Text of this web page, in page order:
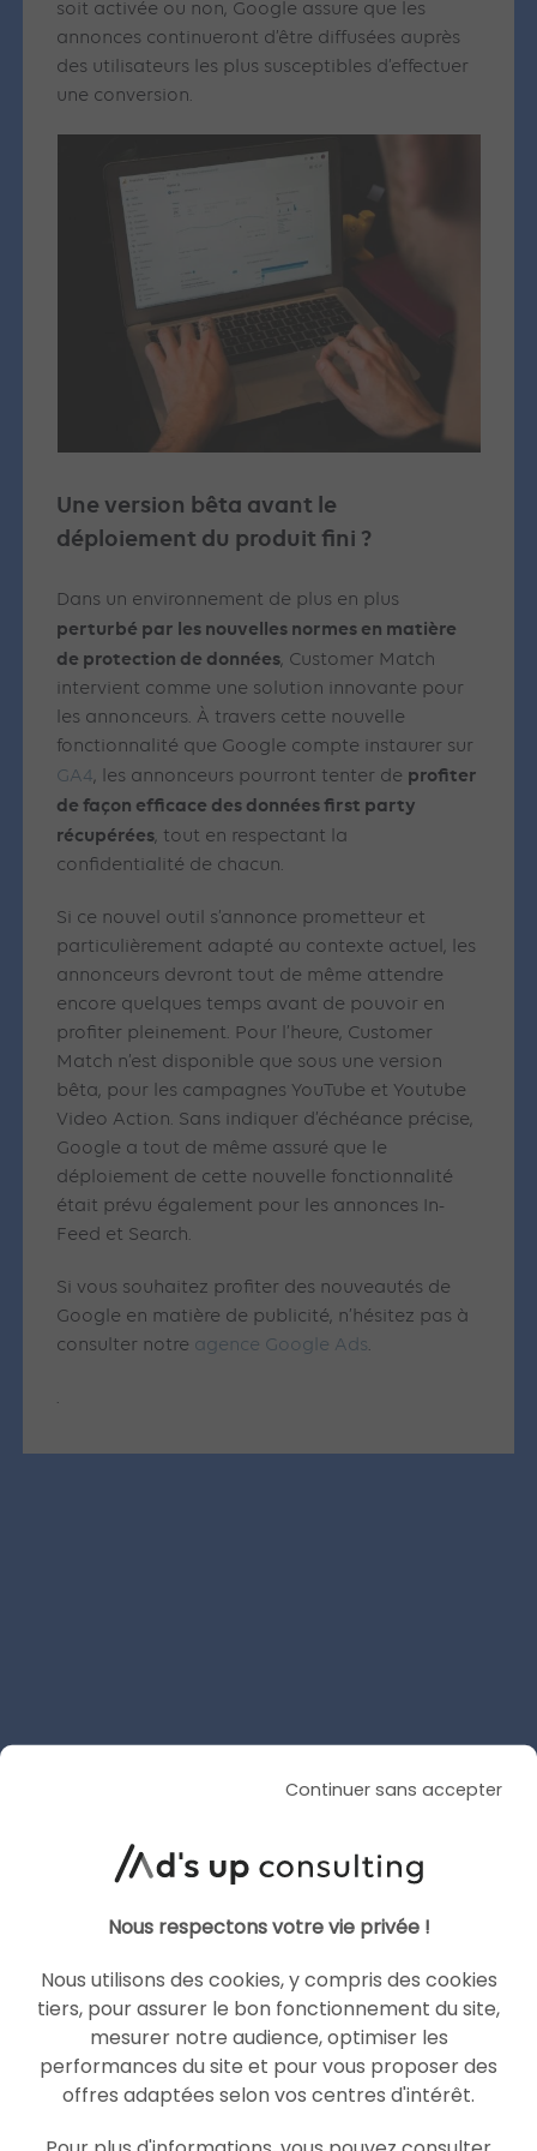
soit activée ou non, Google assure que les
annonces continueront d’être diffusées auprès
des utilisateurs les plus susceptibles d’effectuer
une conversion.
Une version bêta avant le
déploiement du produit fini ?
Dans un environnement de plus en plus
perturbé par les nouvelles normes en matière
de protection de données, Customer Match
intervient comme une solution innovante pour
les annonceurs. À travers cette nouvelle
fonctionnalité que Google compte instaurer sur
GA4, les annonceurs pourront tenter de profiter
de façon efficace des données first party
récupérées, tout en respectant la
confidentialité de chacun.
Si ce nouvel outil s’annonce prometteur et
particulièrement adapté au contexte actuel, les
annonceurs devront tout de même attendre
encore quelques temps avant de pouvoir en
profiter pleinement. Pour l’heure, Customer
Match n’est disponible que sous une version
bêta, pour les campagnes YouTube et Youtube
Video Action. Sans indiquer d’échéance précise,
Google a tout de même assuré que le
déploiement de cette nouvelle fonctionnalité
était prévu également pour les annonces In-
Feed et Search.
Si vous souhaitez profiter des nouveautés de
Google en matière de publicité, n’hésitez pas à
consulter notre agence Google Ads.
.
ARTICLE DE BLOG
Meilleure agence Google Ads
en 2026 : le comparatif des
10 agences les plus
performantes
Continuer sans accepter
Nous respectons votre vie privée !
Nous utilisons des cookies, y compris des cookies
tiers, pour assurer le bon fonctionnement du site,
mesurer notre audience, optimiser les
performances du site et pour vous proposer des
offres adaptées selon vos centres d'intérêt.